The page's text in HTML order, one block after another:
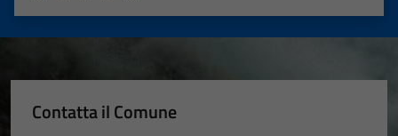
Valuta 5 stelle su 5
Valuta 4 stelle su 5
Valuta 3 stelle su 5
Valuta 2 stelle su 5
Valuta 1 stelle su 5
Contatta il Comune